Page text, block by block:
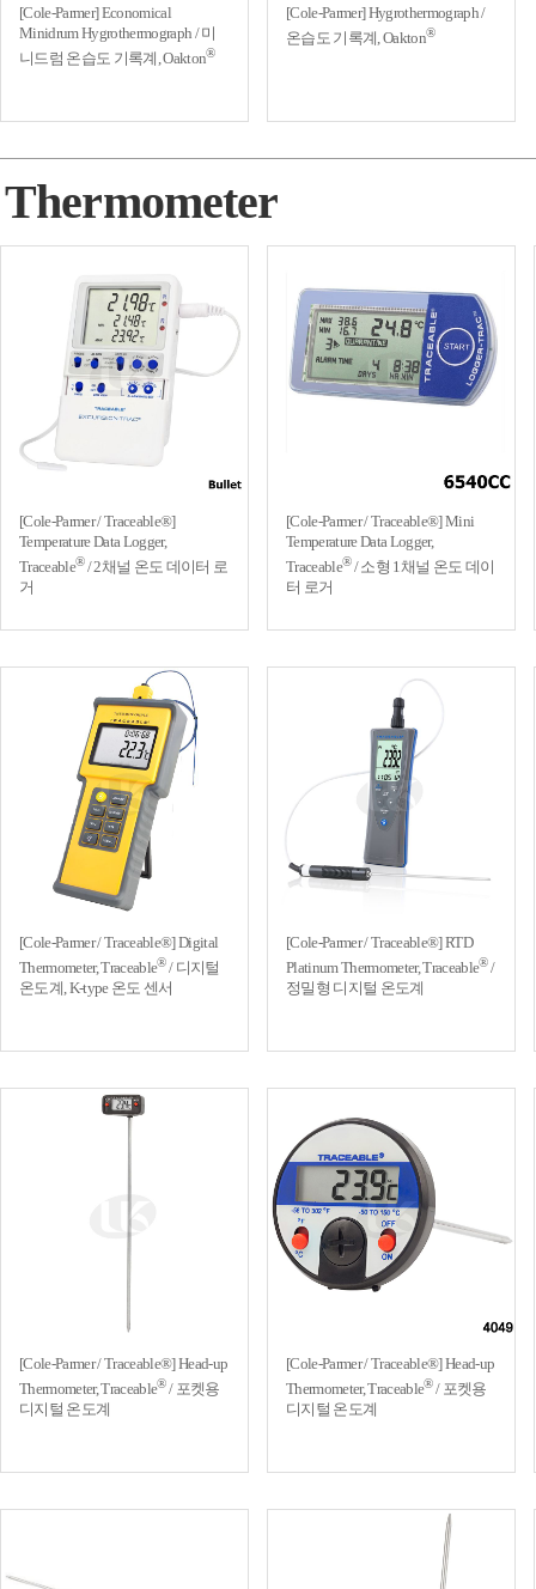
[Cole-Parmer] Economical
Minidrum Hygrothermograph / 미
니드럼 온습도 기록계, Oakton®
[Cole-Parmer] Hygrothermograph /
온습도 기록계, Oakton®
Thermometer
[Cole-Parmer / Traceable®]
Temperature Data Logger,
Traceable®/ 2채널 온도 데이터 로
거
[Cole-Parmer / Traceable®] Mini
Temperature Data Logger,
Traceable®/ 소형 1채널 온도 데이
터 로거
[Cole-Parmer / Traceable®] Digital
Thermometer, Traceable®/ 디지털
온도계, K-type 온도 센서
[Cole-Parmer / Traceable®] RTD
Platinum Thermometer, Traceable®/
정밀형 디지털 온도계
[Cole-Parmer / Traceable®] Head-up
Thermometer, Traceable®/ 포켓용
디지털 온도계
[Cole-Parmer / Traceable®] Head-up
Thermometer, Traceable®/ 포켓용
디지털 온도계